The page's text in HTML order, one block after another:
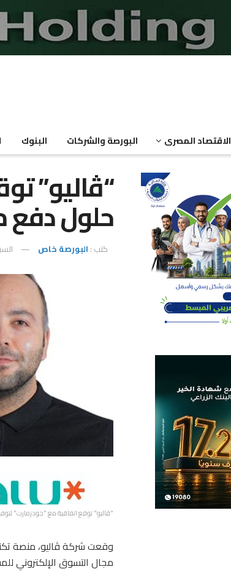
الاقتصاد المصرى البورصة والشركات البنوك
“ڤاليو”
حلول دفع
كتب : البورصة خاص السبت 8
"ڤاليو" توقع اتفاقية مع "جودزمارت"
وقعت شركة ڤاليو، منصة
مجال التسوق الإلكتروني